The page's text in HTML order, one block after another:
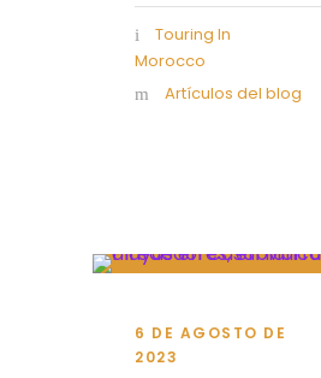
Touring In
Morocco
Artículos del blog
6 DE AGOSTO DE
2023